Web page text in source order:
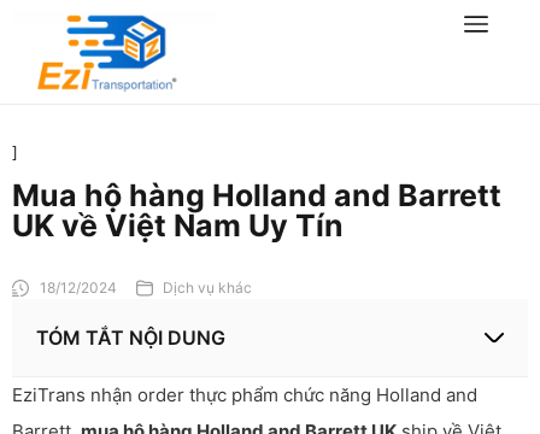
]
Mua hộ hàng Holland and Barrett
UK về Việt Nam Uy Tín
18/12/2024 Dịch vụ khác
TÓM TẮT NỘI DUNG
EziTrans nhận order thực phẩm chức năng Holland and